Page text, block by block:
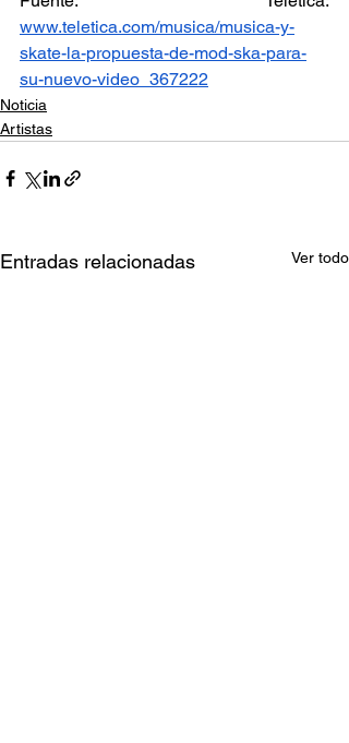
www.teletica.com/musica/musica-y-
skate-la-propuesta-de-mod-ska-para-
su-nuevo-video_367222
Noticia
Artistas
Entradas relacionadas Ver todo